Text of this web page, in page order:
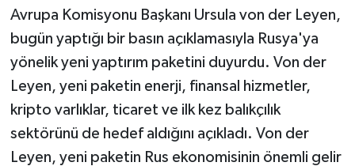
Avrupa Komisyonu Başkanı Ursula von der Leyen,
bugün yaptığı bir basın açıklamasıyla Rusya'ya
yönelik yeni yaptırım paketini duyurdu. Von der
Leyen, yeni paketin enerji, finansal hizmetler,
kripto varlıklar, ticaret ve ilk kez balıkçılık
sektörünü de hedef aldığını açıkladı. Von der
Leyen, yeni paketin Rus ekonomisinin önemli gelir